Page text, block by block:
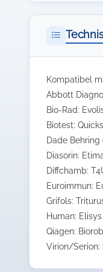
Kompatibel
Abbott
Bio-Rad:
Biotest:
Dade Behring
Diasorin:
Diffchamb:
Euroimmun:
Grifols:
Human:
Qiagen:
Virion/Serion: